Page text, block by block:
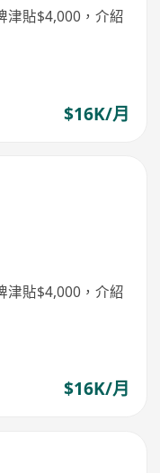
津貼$4,000，介紹
$16K/月
津貼$4,000，介紹
$16K/月